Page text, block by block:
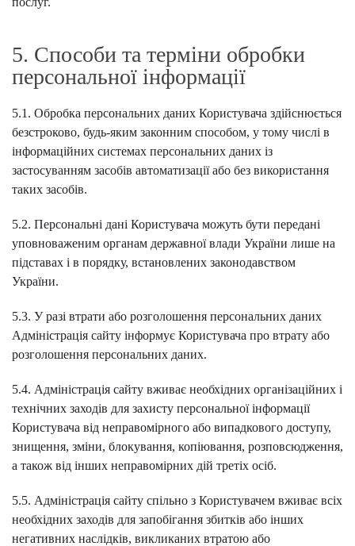
5. Способи та терміни обробки
персональної інформації
5.1. Обробка персональних даних Користувача здійснюється
безстроково, будь-яким законним способом, у тому числі в
інформаційних системах персональних даних із
застосуванням засобів автоматизації або без використання
таких засобів.
5.2. Персональні дані Користувача можуть бути передані
уповноваженим органам державної влади України лише на
підставах і в порядку, встановлених законодавством
України.
5.3. У разі втрати або розголошення персональних даних
Адміністрація сайту інформує Користувача про втрату або
розголошення персональних даних.
5.4. Адміністрація сайту вживає необхідних організаційних і
технічних заходів для захисту персональної інформації
Користувача від неправомірного або випадкового доступу,
знищення, зміни, блокування, копіювання, розповсюдження,
а також від інших неправомірних дій третіх осіб.
5.5. Адміністрація сайту спільно з Користувачем вживає всіх
необхідних заходів для запобігання збитків або інших
негативних наслідків, викликаних втратою або